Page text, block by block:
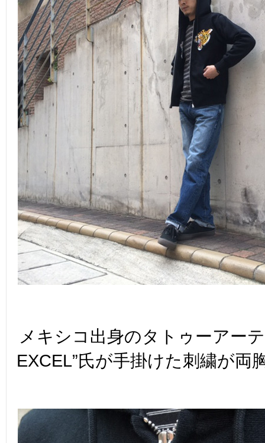
メキシコ出身のタトゥーアー
EXCEL”氏が手掛けた刺繍が両